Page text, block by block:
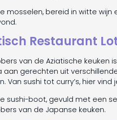
mosselen, bereid in witte
Restaurant
van de Aziatische keuken
aan gerechten uit
Van sushi tot curry’s, hier vind
sushi-boot, gevuld met een
van de Japanse keuken.